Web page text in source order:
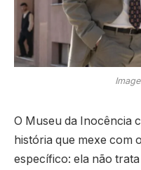
O Museu da Inocência
história que mexe com
específico: ela não